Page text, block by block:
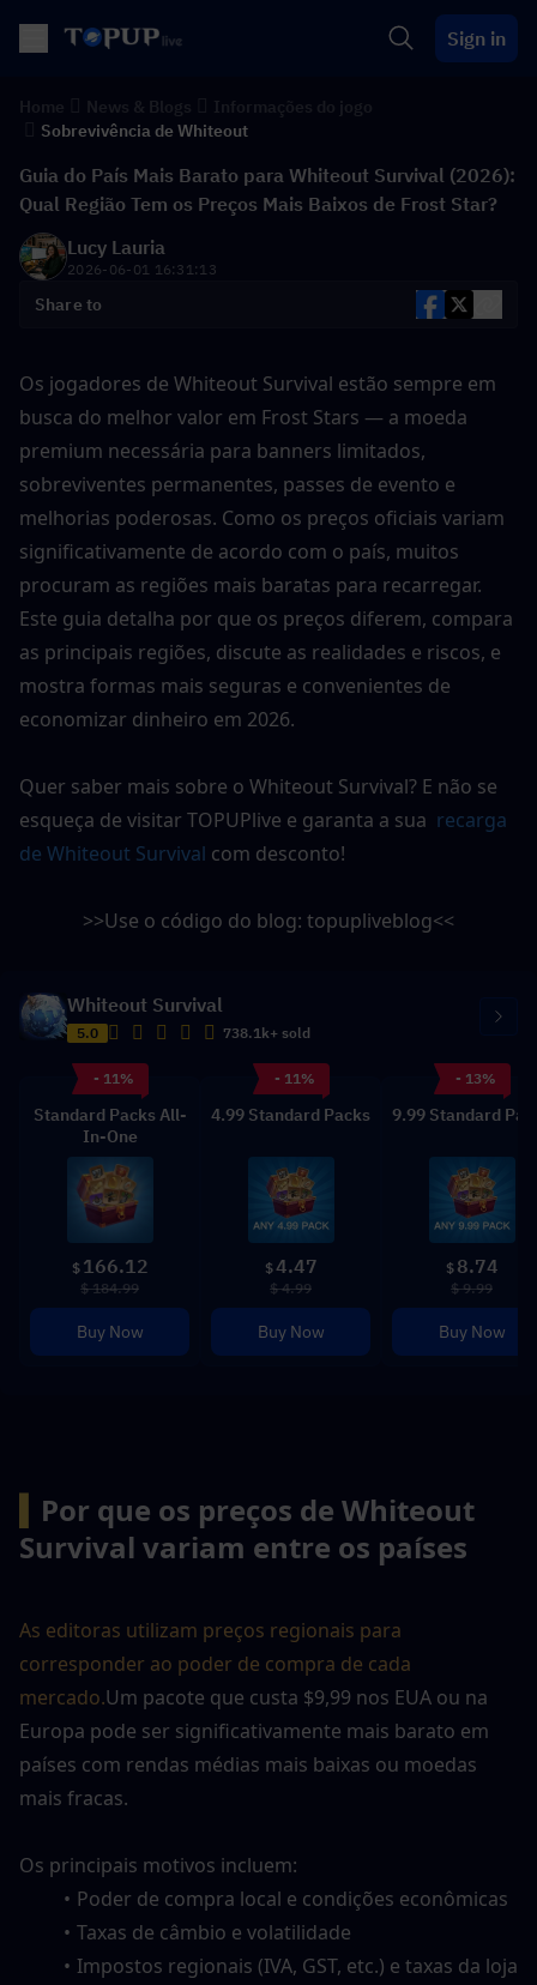
Sign in
Sobrevivência de Whiteout
Guia do País Mais Barato para Whiteout Survival (2026):
Qual Região Tem os Preços Mais Baixos de Frost Star?
Lucy Lauria
2026-06-01 16:31:13
Share to
Os jogadores de Whiteout Survival estão sempre em
busca do melhor valor em Frost Stars — a moeda
premium necessária para banners limitados,
sobreviventes permanentes, passes de evento e
melhorias poderosas. Como os preços oficiais variam
significativamente de acordo com o país, muitos
procuram as regiões mais baratas para recarregar.
Este guia detalha por que os preços diferem, compara
as principais regiões, discute as realidades e riscos, e
mostra formas mais seguras e convenientes de
economizar dinheiro em 2026.
Quer saber mais sobre o Whiteout Survival? E não se
esqueça de visitar TOPUPlive e garanta a sua recarga
de Whiteout Survival com desconto!
>>Use o código do blog: topupliveblog<<
Whiteout Survival
5.0 738.1k+ sold
- 11%
Standard Packs All-
In-One
$ 166.12
$ 184.99
Buy Now
- 11%
4.99 Standard Packs
$4.47
$ 4.99
Buy Now
- 13%
9.99 Standard
$ 8.74
$ 9.99
Buy Now
Por que os preços de Whiteout
Survival variam entre os países
As editoras utilizam preços regionais para
corresponder ao poder de compra de cada
mercado.Um pacote que custa $9,99 nos EUA ou na
Europa pode ser significativamente mais barato em
países com rendas médias mais baixas ou moedas
mais fracas.
Os principais motivos incluem:
Poder de compra local e condições econômicas
Taxas de câmbio e volatilidade
Impostos regionais (IVA, GST, etc.) e taxas da loja